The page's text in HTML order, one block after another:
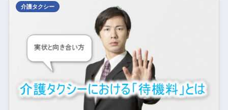
介護タクシー